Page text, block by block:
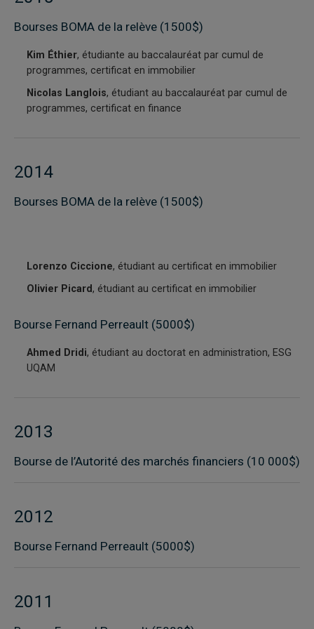
Bourses BOMA de la relève (1500$)
Kim Éthier, étudiante au baccalauréat par cumul de
programmes, certificat en immobilier
Nicolas Langlois, étudiant au baccalauréat par cumul de
programmes, certificat en finance
2014
Bourses BOMA de la relève (1500$)
Lorenzo Ciccione, étudiant au certificat en immobilier
Olivier Picard, étudiant au certificat en immobilier
Bourse Fernand Perreault (5000$)
Ahmed Dridi, étudiant au doctorat en administration, ESG
UQAM
2013
Bourse de l’Autorité des marchés financiers (10 000$)
2012
Bourse Fernand Perreault (5000$)
2011